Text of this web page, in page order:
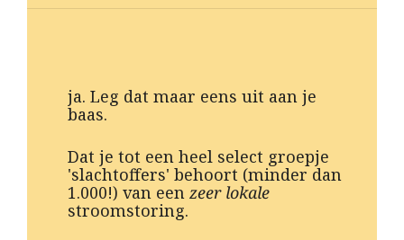
ja. Leg dat maar eens uit aan je
baas.
Dat je tot een heel select groepje
'slachtoffers' behoort (minder dan
1.000!) van een zeer lokale
stroomstoring.